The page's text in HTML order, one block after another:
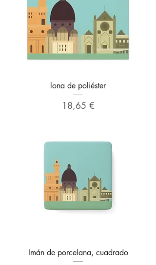
lona de poliéster
Precio
18,65 €
Imán de porcelana, cuadrado